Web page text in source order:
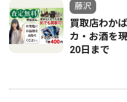
藤沢
買取店わか
カ・お酒を
20日まで